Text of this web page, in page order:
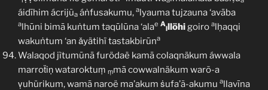
áidīhim ácrijũa áṅfusakumu, alyauma tujzauna ‘avāba
alhūni bimā kuṅtum taqūlūna ‘alae A
lllöhigoiro alḥaqqi
wakuṅtum ‘an ǎyätihï tastakbirūna
Walaqod jìtumūnā furödaë kamā colaqnäkum áwwala
marroẗiṇ wataroktuṃ ṃmā cowwalnäkum warõ-a
ṿuhürikum, wamā naroë ma’akum ṡufa’ã-akumu allavīna